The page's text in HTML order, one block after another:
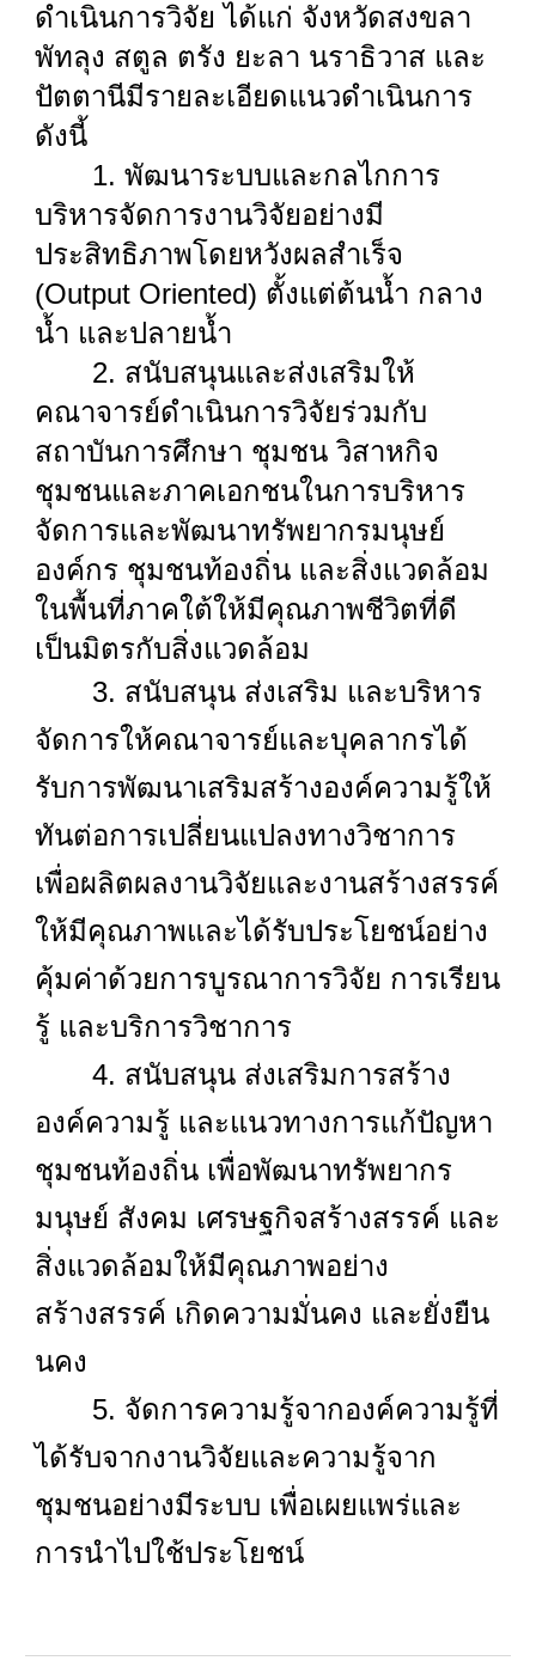
ดำเนินการวิจัย ได้แก่ จังหวัดสงขลา
พัทลุง สตูล ตรัง ยะลา นราธิวาส และ
ปัตตานีมีรายละเอียดแนวดำเนินการ
ดังนี้
1. พัฒนาระบบและกลไกการ
บริหารจัดการงานวิจัยอย่างมี
ประสิทธิภาพโดยหวังผลสำเร็จ
(Output Oriented) ตั้งแต่ต้นน้ำ กลาง
น้ำ และปลายน้ำ
2. สนับสนุนและส่งเสริมให้
คณาจารย์ดำเนินการวิจัยร่วมกับ
สถาบันการศึกษา ชุมชน วิสาหกิจ
ชุมชนและภาคเอกชนในการบริหาร
จัดการและพัฒนาทรัพยากรมนุษย์
องค์กร ชุมชนท้องถิ่น และสิ่งแวดล้อม
ในพื้นที่ภาคใต้ให้มีคุณภาพชีวิตที่ดี
เป็นมิตรกับสิ่งแวดล้อม
3. สนับสนุน ส่งเสริม และบริหาร
จัดการให้คณาจารย์และบุคลากรได้
รับการพัฒนาเสริมสร้างองค์ความรู้ให้
ทันต่อการเปลี่ยนแปลงทางวิชาการ
เพื่อผลิตผลงานวิจัยและงานสร้างสรรค์
ให้มีคุณภาพและได้รับประโยชน์อย่าง
คุ้มค่าด้วยการบูรณาการวิจัย การเรียน
รู้ และบริการวิชาการ
4. สนับสนุน ส่งเสริมการสร้าง
องค์ความรู้ และแนวทางการแก้ปัญหา
ชุมชนท้องถิ่น เพื่อพัฒนาทรัพยากร
มนุษย์ สังคม เศรษฐกิจสร้างสรรค์ และ
สิ่งแวดล้อมให้มีคุณภาพอย่าง
สร้างสรรค์ เกิดความมั่นคง และยั่งยืน
นคง
5. จัดการความรู้จากองค์ความรู้ที่
ได้รับจากงานวิจัยและความรู้จาก
ชุมชนอย่างมีระบบ เพื่อเผยแพร่และ
การนำไปใช้ประโยชน์